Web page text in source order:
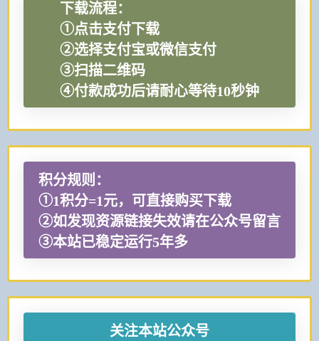
下载流程：
①点击支付下载
②选择支付宝或微信支付
③扫描二维码
④付款成功后请耐心等待10秒钟
积分规则：
①1积分=1元，可直接购买下载
②如发现资源链接失效请在公众号留言
③本站已稳定运行5年多
关注本站公众号